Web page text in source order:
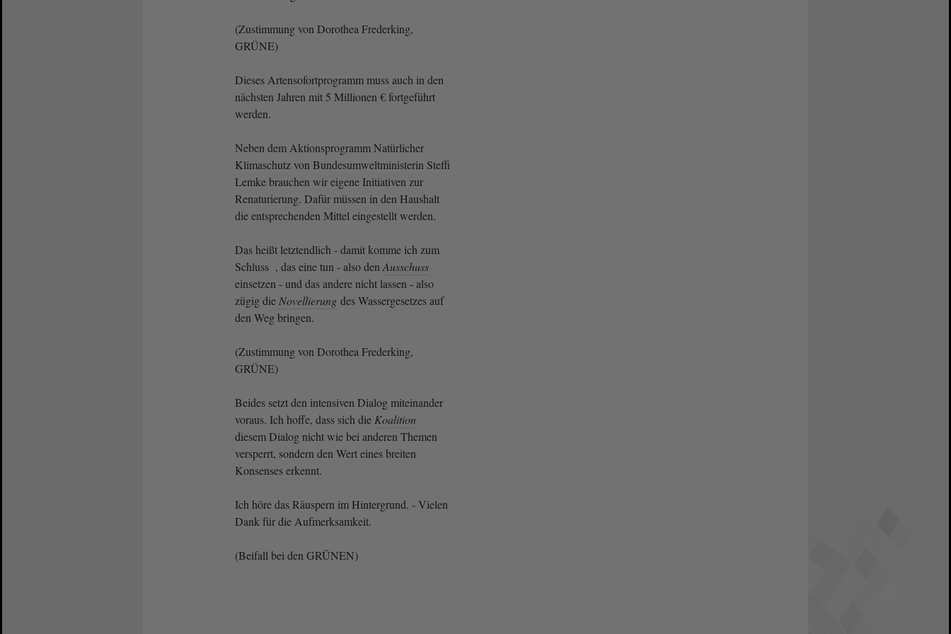
(Zustimmung von Dorothea Frederking,
GRÜNE)
Dieses Artensofortprogramm muss auch in den
nächsten Jahren mit 5 Millionen € fortgeführt
werden.
Neben dem Aktionsprogramm Natürlicher
Klimaschutz von Bundesumweltministerin Steffi
Lemke brauchen wir eigene Initiativen zur
Renaturierung. Dafür müssen in den Haushalt
die entsprechenden Mittel eingestellt werden.
Das heißt letztendlich - damit komme ich zum
Schluss , das eine tun - also den Ausschuss
einsetzen - und das andere nicht lassen - also
zügig die Novellierung des Wassergesetzes auf
den Weg bringen.
(Zustimmung von Dorothea Frederking,
GRÜNE)
Beides setzt den intensiven Dialog miteinander
voraus. Ich hoffe, dass sich die Koalition
diesem Dialog nicht wie bei anderen Themen
versperrt, sondern den Wert eines breiten
Konsenses erkennt.
Ich höre das Räuspern im Hintergrund. - Vielen
Dank für die Aufmerksamkeit.
(Beifall bei den GRÜNEN)